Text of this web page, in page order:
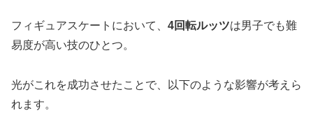
フィギュアスケートにおいて、 4回転ルッツは男子でも難
易度が高い技のひとつ。
光がこれを成功させたことで、以下のような影響が考えら
れます。